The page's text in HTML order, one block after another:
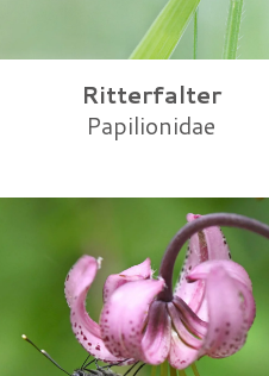
Ritterfalter
Papilionidae